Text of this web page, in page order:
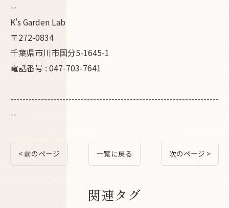
--
K's Garden Lab
〒272-0834
千葉県市川市国分5-1645-1
電話番号 : 047-703-7641
--------------------------------------------------------------------
--
< 前のページ 一覧に戻る 次のページ >
関連タグ